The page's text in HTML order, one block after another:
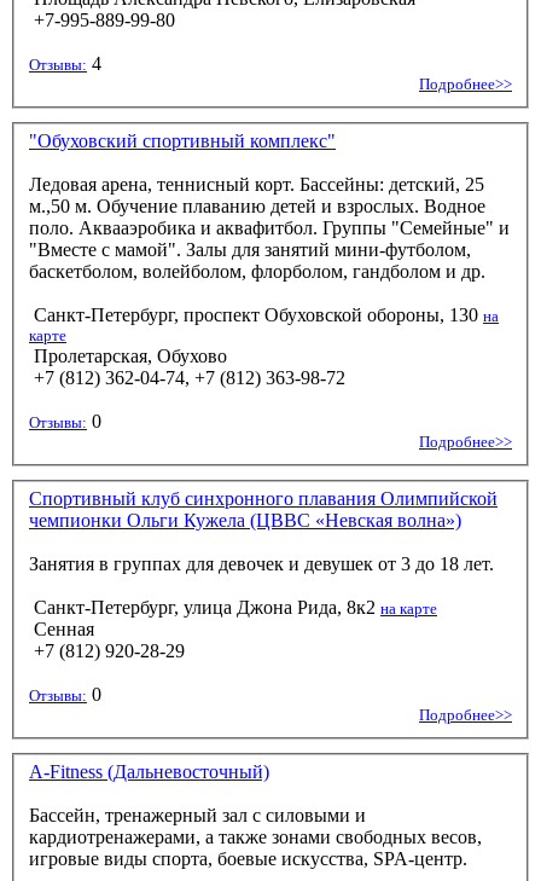
+7-995-889-99-80
Отзывы: 4
Подробнее>>
"Обуховский спортивный комплекс"
Ледовая арена, теннисный корт. Бассейны: детский, 25
м.,50 м. Обучение плаванию детей и взрослых. Водное
поло. Аквааэробика и аквафитбол. Группы "Семейные" и
"Вместе с мамой". Залы для занятий мини-футболом,
баскетболом, волейболом, флорболом, гандболом и др.
Санкт-Петербург, проспект Обуховской обороны, 130 на
карте
Пролетарская, Обухово
+7 (812) 362-04-74, +7 (812) 363-98-72
Отзывы: 0
Подробнее>>
Спортивный клуб синхронного плавания Олимпийской
чемпионки Ольги Кужела (ЦВВС «Невская волна»)
Занятия в группах для девочек и девушек от 3 до 18 лет.
Санкт-Петербург, улица Джона Рида, 8к2 на карте
Сенная
+7 (812) 920-28-29
Отзывы: 0
Подробнее>>
A-Fitness (Дальневосточный)
Бассейн, тренажерный зал с силовыми и
кардиотренажерами, а также зонами свободных весов,
игровые виды спорта, боевые искусства, SPA-центр.